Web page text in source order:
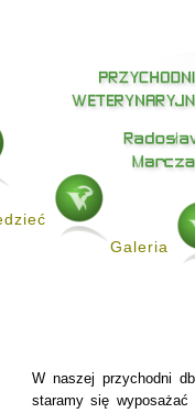
Galeria
W naszej przychodni
staramy się